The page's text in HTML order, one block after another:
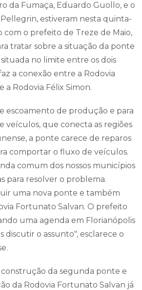
da Fumaça, Eduardo Guollo, e o
estiveram nesta quinta-
com o prefeito de Treze de Maio,
tratar sobre a situação da ponte
no limite entre os dois
a conexão entre a Rodovia
a Rodovia Félix Simon.
escoamento de produção e para
veículos, que conecta as regiões
a ponte carece de reparos
comportar o fluxo de veículos.
comum dos nossos municípios
para resolver o problema.
uma nova ponte e também
Fortunato Salvan. O prefeito
uma agenda em Florianópolis
discutir o assunto", esclarece o
construção da segunda ponte e
da Rodovia Fortunato Salvan já